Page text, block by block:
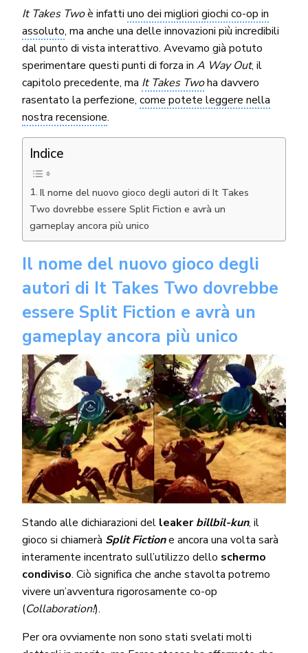
It Takes Twoè infattiuno dei migliori giochi co-op in
assoluto, ma anche una delle innovazioni più incredibili
dal punto di vista interattivo. Avevamo già potuto
sperimentare questi punti di forza inA Way Out, il
capitolo precedente, ma It Takes Twoha davvero
rasentato la perfezione,come potete leggere nella
nostra recensione.
Indice
Il nome del nuovo gioco degli autori di It Takes
Two dovrebbe essere Split Fiction e avrà un
gameplay ancora più unico
Il nome del nuovo gioco degli
autori di It Takes Two dovrebbe
essere Split Fiction e avrà un
gameplay ancora più unico
Stando alle dichiarazioni del leakerbillbil-kun, il
gioco si chiamerà Split Fictione ancora una volta sarà
interamente incentrato sull’utilizzo dello schermo
condiviso. Ciò significa che anche stavolta potremo
vivere un’avventura rigorosamente co-op
(Collaboration!).
Per ora ovviamente non sono stati svelati molti